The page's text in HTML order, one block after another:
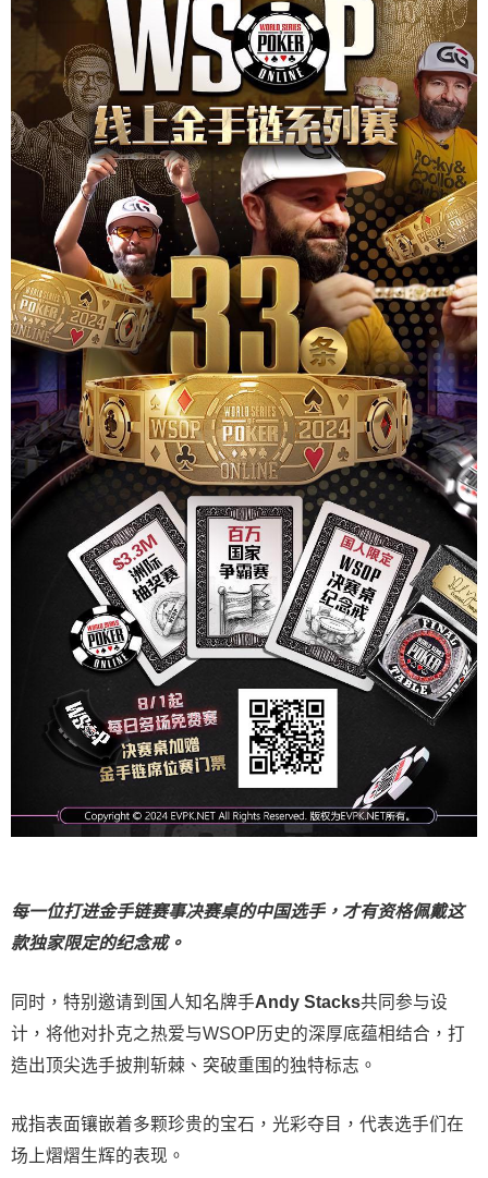
每一位打进金手链赛事决赛桌的中国选手，才有资格佩戴这
款独家限定的纪念戒。
同时，特别邀请到国人知名牌手Andy Stacks共同参与设
计，将他对扑克之热爱与WSOP历史的深厚底蕴相结合，打
造出顶尖选手披荆斩棘、突破重围的独特标志。
戒指表面镶嵌着多颗珍贵的宝石，光彩夺目，代表选手们在
场上熠熠生辉的表现。